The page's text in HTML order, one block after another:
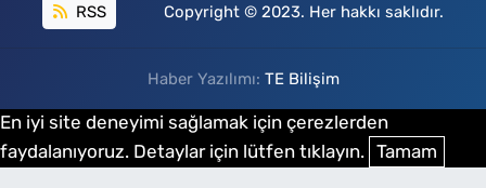
RSS Copyright © 2023. Her hakkı saklıdır.
Haber Yazılımı: TE Bilişim
En iyi site deneyimi sağlamak için çerezlerden
faydalanıyoruz. Detaylar için lütfen tıklayın. Tamam